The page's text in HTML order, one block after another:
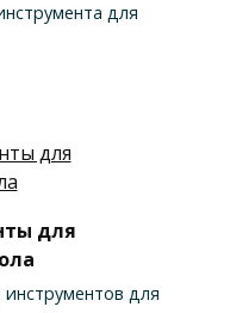
для
для
для